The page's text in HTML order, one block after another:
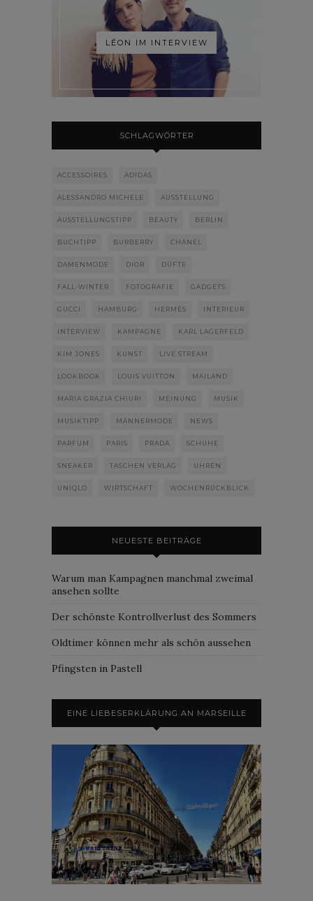
LÉON IM INTERVIEW
SCHLAGWÖRTER
ACCESSOIRES ADIDAS
ALESSANDRO MICHELE AUSSTELLUNG
AUSSTELLUNGSTIPP BEAUTY BERLIN
BUCHTIPP BURBERRY CHANEL
DAMENMODE DIOR DÜFTE
FALL-WINTER FOTOGRAFIE GADGETS
GUCCI HAMBURG HERMÈS INTERIEUR
INTERVIEW KAMPAGNE KARL LAGERFELD
KIM JONES KUNST LIVE STREAM
LOOKBOOK LOUIS VUITTON MAILAND
MARIA GRAZIA CHIURI MEINUNG MUSIK
MUSIKTIPP MÄNNERMODE NEWS
PARFUM PARIS PRADA SCHUHE
SNEAKER TASCHEN VERLAG UHREN
UNIQLO WIRTSCHAFT WOCHENRÜCKBLICK
NEUESTE BEITRÄGE
Warum man Kampagnen manchmal zweimal
ansehen sollte
Der schönste Kontrollverlust des Sommers
Oldtimer können mehr als schön aussehen
Pfingsten in Pastell
EINE LIEBESERKLÄRUNG AN MARSEILLE